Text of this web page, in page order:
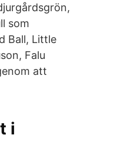
som
Ball, Little
Falu
att
i